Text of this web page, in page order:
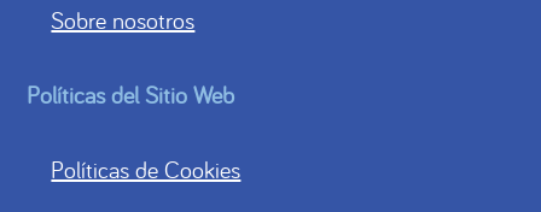
Sobre nosotros
Políticas del Sitio Web
Políticas de Cookies